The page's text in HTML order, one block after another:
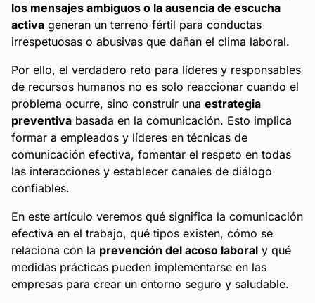
los mensajes ambiguos o la ausencia de escucha
activa generan un terreno fértil para conductas
irrespetuosas o abusivas que dañan el clima laboral.
Por ello, el verdadero reto para líderes y responsables
de recursos humanos no es solo reaccionar cuando el
problema ocurre, sino construir una estrategia
preventiva basada en la comunicación. Esto implica
formar a empleados y líderes en técnicas de
comunicación efectiva, fomentar el respeto en todas
las interacciones y establecer canales de diálogo
confiables.
En este artículo veremos qué significa la comunicación
efectiva en el trabajo, qué tipos existen, cómo se
relaciona con la prevención del acoso laboral y qué
medidas prácticas pueden implementarse en las
empresas para crear un entorno seguro y saludable.